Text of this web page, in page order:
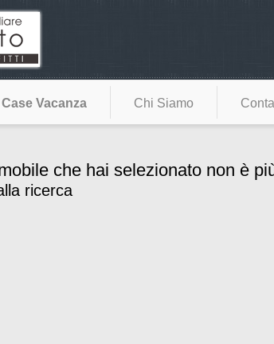
Case Vacanza Chi Siamo
che hai selezionato non è
ricerca